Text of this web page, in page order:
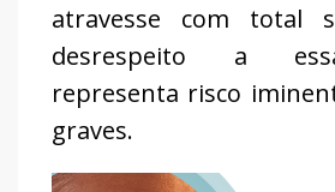
atravesse com total
desrespeito a
representa risco
graves.